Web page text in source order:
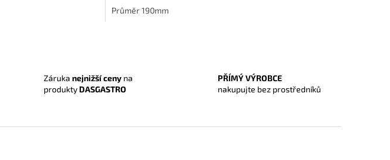
Průměr 190mm
Záruka nejnižší ceny na
produkty DASGASTRO
PŘÍMÝ VÝROBCE
nakupujte bez prostředníků